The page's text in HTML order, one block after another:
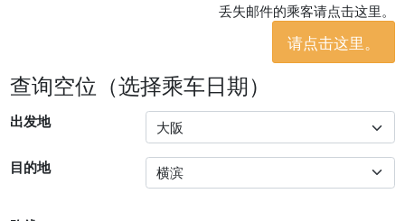
丢失邮件的乘客请点击这里。
请点击这里。
查询空位（选择乘车日期）
出发地
目的地